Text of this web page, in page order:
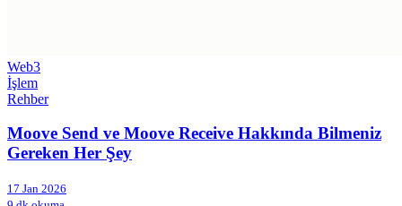
Web3
İşlem
Rehber
Moove Send ve Moove Receive Hakkında Bilmeniz
Gereken Her Şey
17 Jan 2026